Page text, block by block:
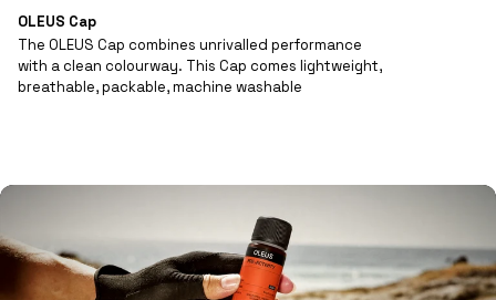
OLEUS
Cap
OLEUS Cap
The OLEUS Cap combines unrivalled performance
with a clean colourway. This Cap comes lightweight,
breathable, packable, machine washable